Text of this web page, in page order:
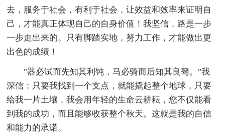
去，服务于社会，有利于社会，让效益和效率来证明自
己，才能真正体现自己的自身价值！我坚信，路是一步
一步走出来的。只有脚踏实地，努力工作，才能做出更
出色的成绩！
"器必试而先知其利钝，马必骑而后知其良驽。"我
深信：只要我找到一个支点，就能撬起整个地球，只要
给我一片土壤，我会用年轻的生命云耕耘，您不仅能看
到我的成功，而且能够收获整个秋天。这就是我的自信
和能力的承诺。